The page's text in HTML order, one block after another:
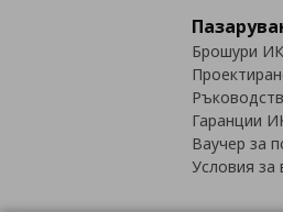
Брошури
Гаранции
Ваучер за
Условия за